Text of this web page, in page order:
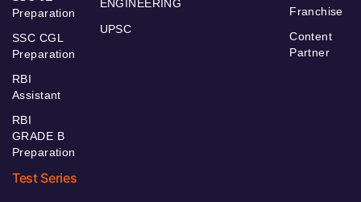
Preparation
SSC CGL
Preparation
RBI
Assistant
RBI
GRADE B
Preparation
ENGINEERING
UPSC
Franchise
Content
Partner
Test Series